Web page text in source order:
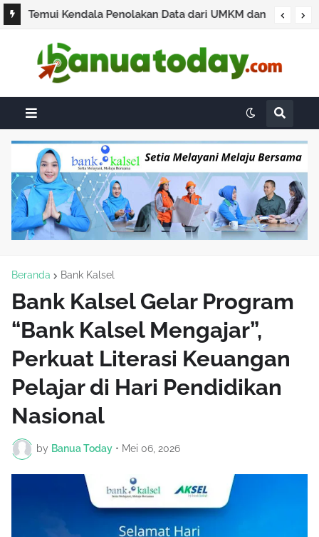
Temui Kendala Penolakan Data dari UMKM dan
Bukan untuk Pajak
Beranda Bank Kalsel
Bank Kalsel Gelar Program
“Bank Kalsel Mengajar”,
Perkuat Literasi Keuangan
Pelajar di Hari Pendidikan
Nasional
by Banua Today • Mei 06, 2026